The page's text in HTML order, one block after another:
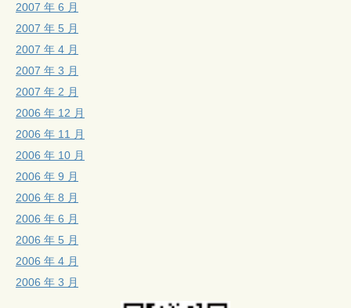
2007 年 6 月
2007 年 5 月
2007 年 4 月
2007 年 3 月
2007 年 2 月
2006 年 12 月
2006 年 11 月
2006 年 10 月
2006 年 9 月
2006 年 8 月
2006 年 6 月
2006 年 5 月
2006 年 4 月
2006 年 3 月